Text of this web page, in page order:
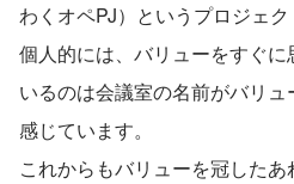
わくオペPJ）というプロジェク
個人的には、バリューをすぐ
いるのは会議室の名前がバリ
感じています。
これからもバリューを冠した